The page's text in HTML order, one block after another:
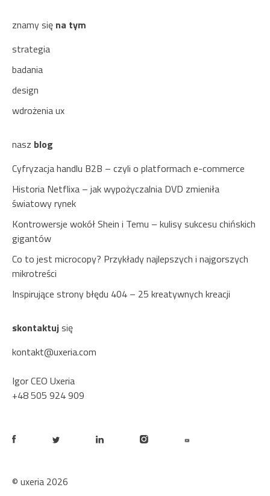
znamy się na tym
strategia
badania
design
wdrożenia ux
nasz blog
Cyfryzacja handlu B2B – czyli o platformach e-commerce
Historia Netflixa – jak wypożyczalnia DVD zmieniła
światowy rynek
Kontrowersje wokół Shein i Temu – kulisy sukcesu chińskich
gigantów
Co to jest microcopy? Przykłady najlepszych i najgorszych
mikrotreści
Inspirujące strony błędu 404 – 25 kreatywnych kreacji
skontaktujsię
kontakt@uxeria.com
Igor CEO Uxeria
+48 505 924 909
© uxeria 2026